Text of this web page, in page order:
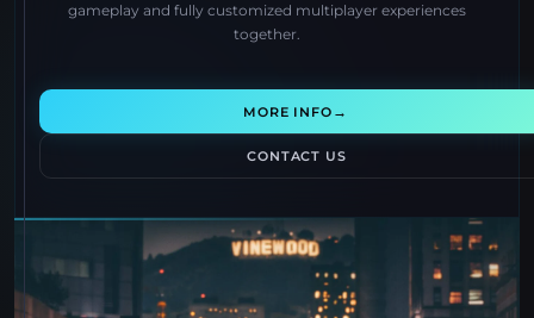
gameplay and fully customized multiplayer experiences
together.
MORE INFO →
CONTACT US